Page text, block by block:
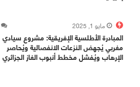
مايو 1, 2025
المبادرة الأطلسية الإفريقية: مشروع سيادي
مغربي يُجهض النزعات الانفصالية ويُحاصر
الإرهاب ويُفشل مخطط أنبوب الغاز الجزائري